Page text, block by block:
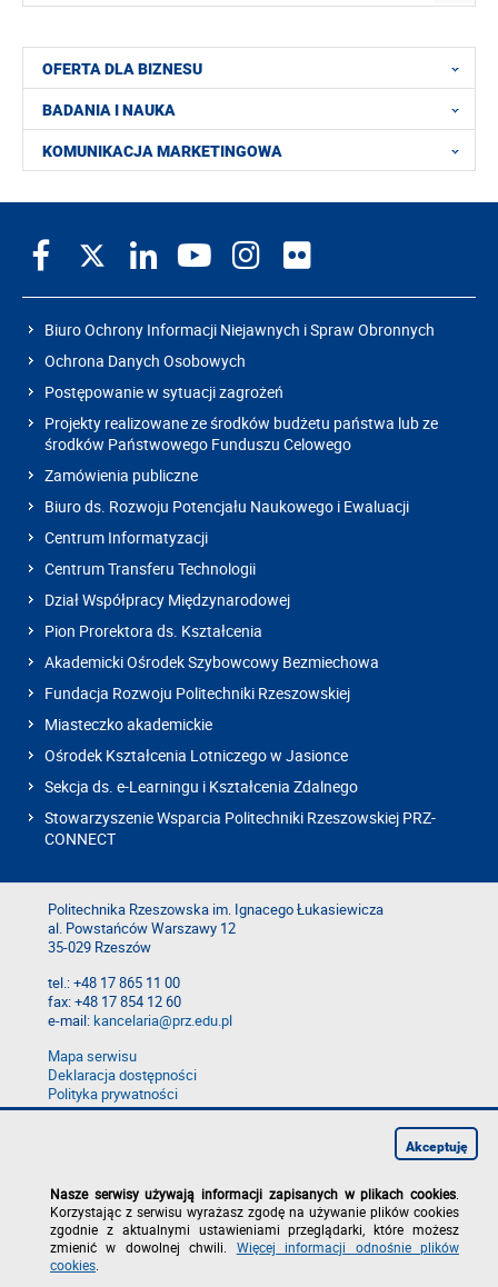
OFERTA DLA BIZNESU
BADANIA I NAUKA
KOMUNIKACJA MARKETINGOWA
Biuro Ochrony Informacji Niejawnych i Spraw Obronnych
Ochrona Danych Osobowych
Postępowanie w sytuacji zagrożeń
Projekty realizowane ze środków budżetu państwa lub ze
środków Państwowego Funduszu Celowego
Zamówienia publiczne
Biuro ds. Rozwoju Potencjału Naukowego i Ewaluacji
Centrum Informatyzacji
Centrum Transferu Technologii
Dział Współpracy Międzynarodowej
Pion Prorektora ds. Kształcenia
Akademicki Ośrodek Szybowcowy Bezmiechowa
Fundacja Rozwoju Politechniki Rzeszowskiej
Miasteczko akademickie
Ośrodek Kształcenia Lotniczego w Jasionce
Sekcja ds. e-Learningu i Kształcenia Zdalnego
Stowarzyszenie Wsparcia Politechniki Rzeszowskiej PRZ-
CONNECT
Politechnika Rzeszowska im. Ignacego Łukasiewicza
al. Powstańców Warszawy 12
35-029 Rzeszów
tel.: +48 17 865 11 00
fax: +48 17 854 12 60
e-mail:kancelaria@prz.edu.pl
Mapa serwisu
Deklaracja dostępności
Polityka prywatności
Zgłoś błąd na stronie
Nasze serwisy używają informacji zapisanych w plikach cookies
Korzystając z serwisu wyrażasz zgodę na używanie plików cookies
zgodnie z aktualnymi ustawieniami przeglądarki, które możesz
zmienić w dowolnej chwili. Więcej informacji odnośnie plików
cookies
Akceptuję